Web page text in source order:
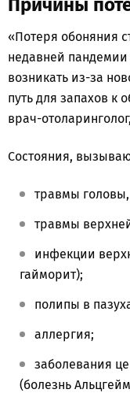
Причины
«Потеря обоняния
недавней пандемии
возникать из-за
путь для запахов к
врач-
Состояния,
травмы головы,
травмы
инфекции
гайморит);
полипы в
аллергия;
заболевания
(болезнь